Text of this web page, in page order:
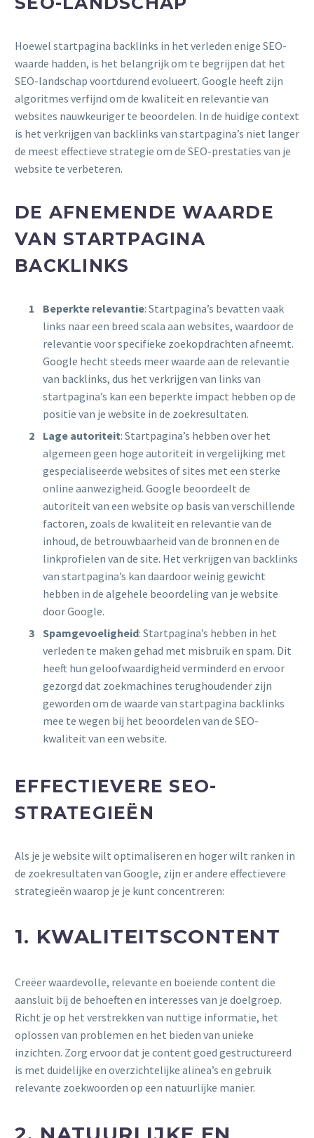
Hoewel startpagina backlinks in het verleden enige SEO-
waarde hadden, is het belangrijk om te begrijpen dat het
SEO-landschap voortdurend evolueert. Google heeft zijn
algoritmes verfijnd om de kwaliteit en relevantie van
websites nauwkeuriger te beoordelen. In de huidige context
is het verkrijgen van backlinks van startpagina’s niet langer
de meest effectieve strategie om de SEO-prestaties van je
website te verbeteren.
DE AFNEMENDE WAARDE
VAN STARTPAGINA
BACKLINKS
Beperkte relevantie: Startpagina’s bevatten vaak
links naar een breed scala aan websites, waardoor de
relevantie voor specifieke zoekopdrachten afneemt.
Google hecht steeds meer waarde aan de relevantie
van backlinks, dus het verkrijgen van links van
startpagina’s kan een beperkte impact hebben op de
positie van je website in de zoekresultaten.
Lage autoriteit: Startpagina’s hebben over het
algemeen geen hoge autoriteit in vergelijking met
gespecialiseerde websites of sites met een sterke
online aanwezigheid. Google beoordeelt de
autoriteit van een website op basis van verschillende
factoren, zoals de kwaliteit en relevantie van de
inhoud, de betrouwbaarheid van de bronnen en de
linkprofielen van de site. Het verkrijgen van backlinks
van startpagina’s kan daardoor weinig gewicht
hebben in de algehele beoordeling van je website
door Google.
Spamgevoeligheid: Startpagina’s hebben in het
verleden te maken gehad met misbruik en spam. Dit
heeft hun geloofwaardigheid verminderd en ervoor
gezorgd dat zoekmachines terughoudender zijn
geworden om de waarde van startpagina backlinks
mee te wegen bij het beoordelen van de SEO-
kwaliteit van een website.
EFFECTIEVERE SEO-
STRATEGIEËN
Als je je website wilt optimaliseren en hoger wilt ranken in
de zoekresultaten van Google, zijn er andere effectievere
strategieën waarop je je kunt concentreren:
1. KWALITEITSCONTENT
Creëer waardevolle, relevante en boeiende content die
aansluit bij de behoeften en interesses van je doelgroep.
Richt je op het verstrekken van nuttige informatie, het
oplossen van problemen en het bieden van unieke
inzichten. Zorg ervoor dat je content goed gestructureerd
is met duidelijke en overzichtelijke alinea’s en gebruik
relevante zoekwoorden op een natuurlijke manier.